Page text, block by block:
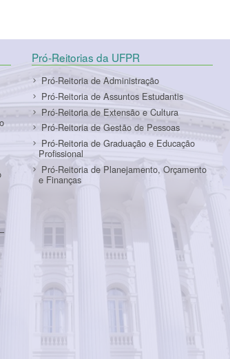
Pró-Reitorias da UFPR
Pró-Reitoria de Administração
Pró-Reitoria de Assuntos Estudantis
Pró-Reitoria de Extensão e Cultura
Pró-Reitoria de Gestão de Pessoas
Pró-Reitoria de Graduação e Educação
Profissional
Pró-Reitoria de Planejamento, Orçamento
e Finanças